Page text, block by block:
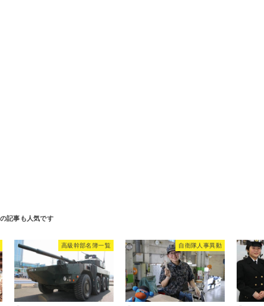
高級幹部名簿一覧 自衛隊人事異動